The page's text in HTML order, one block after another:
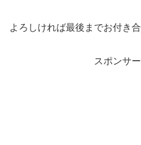
よろしければ最後までお付き合
スポンサ